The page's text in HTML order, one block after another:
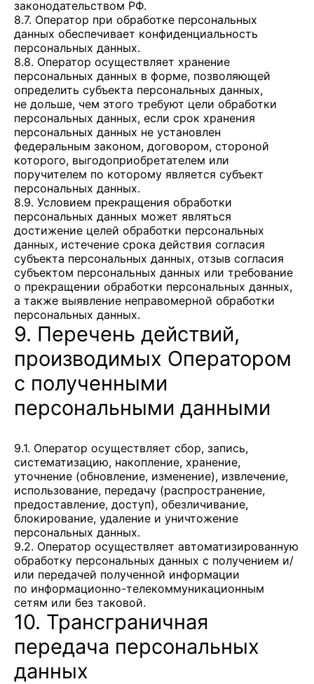
законодательством РФ.
8.7. Оператор при обработке персональных
данных обеспечивает конфиденциальность
персональных данных.
8.8. Оператор осуществляет хранение
персональных данных в форме, позволяющей
определить субъекта персональных данных,
не дольше, чем этого требуют цели обработки
персональных данных, если срок хранения
персональных данных не установлен
федеральным законом, договором, стороной
которого, выгодоприобретателем или
поручителем по которому является субъект
персональных данных.
8.9. Условием прекращения обработки
персональных данных может являться
достижение целей обработки персональных
данных, истечение срока действия согласия
субъекта персональных данных, отзыв согласия
субъектом персональных данных или требование
о прекращении обработки персональных данных,
а также выявление неправомерной обработки
персональных данных.
9. Перечень действий,
производимых Оператором
с полученными
персональными данными
9.1. Оператор осуществляет сбор, запись,
систематизацию, накопление, хранение,
уточнение (обновление, изменение), извлечение,
использование, передачу (распространение,
предоставление, доступ), обезличивание,
блокирование, удаление и уничтожение
персональных данных.
9.2. Оператор осуществляет автоматизированную
обработку персональных данных с получением и/
или передачей полученной информации
по информационно-телекоммуникационным
сетям или без таковой.
10. Трансграничная
передача персональных
данных